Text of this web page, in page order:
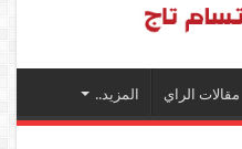
مقالات الراي المزيد..